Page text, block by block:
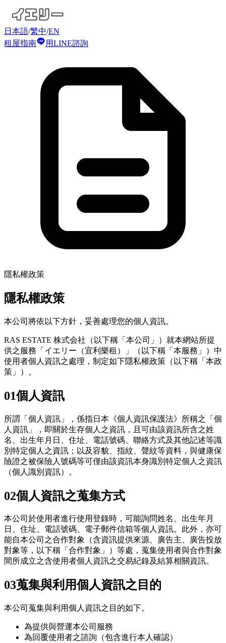
日本語/繁中/EN
租屋指南
用LINE諮詢
隱私權政策
隱私權政策
本公司將依以下方針，妥善處理您的個人資訊。
RAS ESTATE 株式会社（以下稱「本公司」）就本網站所提
供之服務「イエリー（宜利樂租）」（以下稱「本服務」）中
使用者個人資訊之處理，制定如下隱私權政策（以下稱「本政
策」）。
01個人資訊
所謂「個人資訊」，係指日本《個人資訊保護法》所稱之「個
人資訊」，即關於生存個人之資訊，且可由該資訊所含之姓
名、出生年月日、住址、電話號碼、聯絡方式及其他記述等識
別特定個人之資訊；以及容貌、指紋、聲紋等資料，與健康保
險證之被保險人號碼等可僅由該資訊本身識別特定個人之資訊
（個人識別資訊）。
02個人資訊之蒐集方式
本公司於使用者進行使用登錄時，可能詢問姓名、出生年月
日、住址、電話號碼、電子郵件信箱等個人資訊。此外，亦可
能自本公司之合作對象（含資訊提供來源、廣告主、廣告投放
對象等，以下稱「合作對象」）等處，蒐集使用者與合作對象
間所成立之含使用者個人資訊之交易紀錄及結算相關資訊。
03蒐集與利用個人資訊之目的
本公司蒐集與利用個人資訊之目的如下。
為提供與營運本公司服務
為回覆使用者之諮詢（包含進行本人確認）